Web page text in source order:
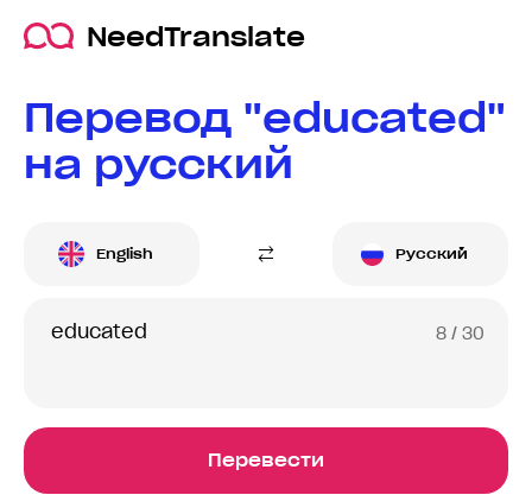
NeedTranslate
Перевод "educated"
на русский
English Русский
8 / 30
Перевести